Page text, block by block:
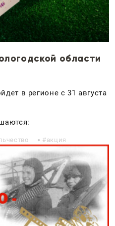
области
в регионе с 31 августа
акция